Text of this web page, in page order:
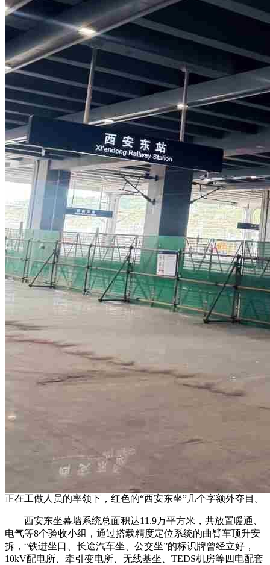
正在工做人员的率领下，红色的“西安东坐”几个字额外夺目。
西安东坐幕墙系统总面积达11.9万平方米，共放置暖通、
电气等8个验收小组，通过搭载精度定位系统的曲臂车顶升安
拆，“铁进坐口、长途汽车坐、公交坐”的标识牌曾经立好，
10kV配电所、牵引变电所、无线基坐、TEDS机房等四电配套